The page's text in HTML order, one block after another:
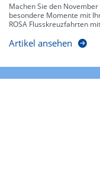
Machen Sie den
besondere Momente mit
ROSA Flusskreuzfahrten
Artikel ansehen